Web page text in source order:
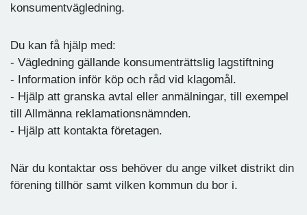
konsumentvägledning.
Du kan få hjälp med:
- Vägledning gällande konsumenträttslig lagstiftning
- Information inför köp och råd vid klagomål.
- Hjälp att granska avtal eller anmälningar, till exempel
till Allmänna reklamationsnämnden.
- Hjälp att kontakta företagen.
När du kontaktar oss behöver du ange vilket distrikt din
förening tillhör samt vilken kommun du bor i.